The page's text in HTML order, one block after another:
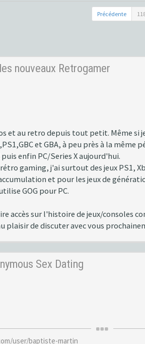
Précédente
nouveaux Retrogamer
et au retro depuis tout petit. Même si
et GBA, à peu près à la
enfin PC/Series X aujourd'hui.
gaming, j'ai surtout des jeux PS1,
et pour les jeux de
GOG pour PC.
accès sur l'histoire de jeux/consoles
plaisir de discuter avec vous
Sex Dating
user/baptiste-martin